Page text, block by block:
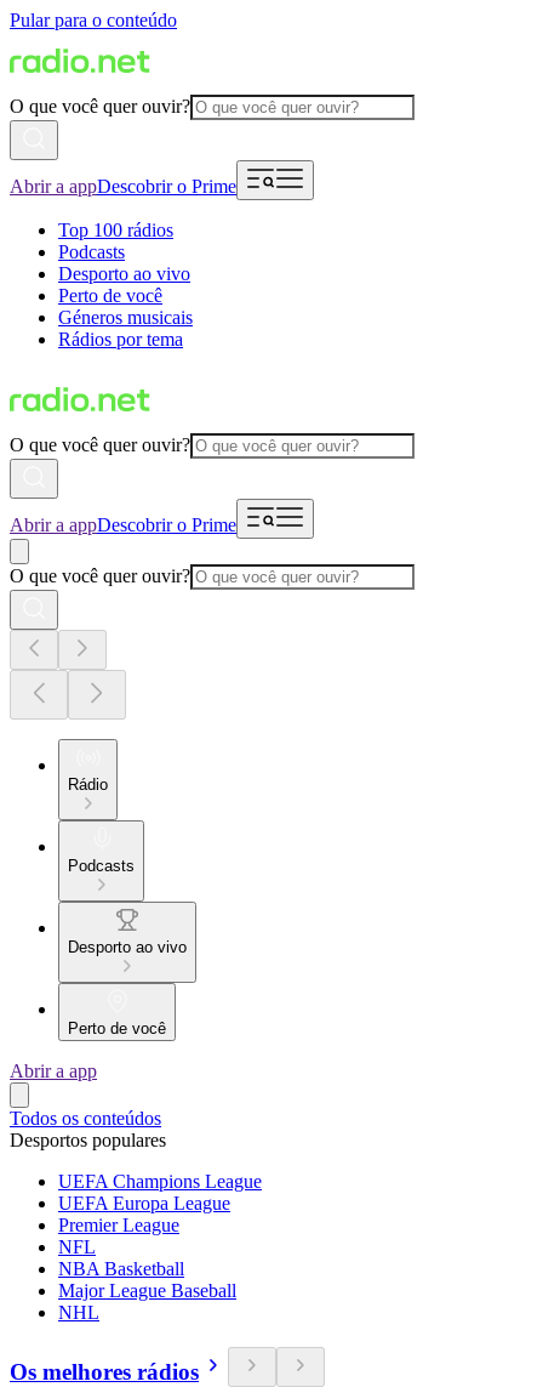
Pular para o conteúdo
O que você quer ouvir?
Abrir a appDescobrir o Prime
Top 100 rádios
Podcasts
Desporto ao vivo
Perto de você
Géneros musicais
Rádios por tema
O que você quer ouvir?
Abrir a appDescobrir o Prime
O que você quer ouvir?
Rádio
Podcasts
Desporto ao vivo
Perto de você
Abrir a app
Todos os conteúdos
Desportos populares
UEFA Champions League
UEFA Europa League
Premier League
NFL
NBA Basketball
Major League Baseball
NHL
Os melhores rádios